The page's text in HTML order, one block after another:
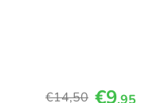
€14,50 €9